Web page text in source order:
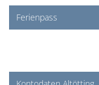
Ferienpass